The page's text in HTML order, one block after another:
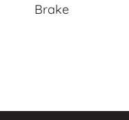
Brake